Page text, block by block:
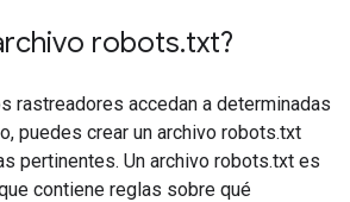
robots.txt?
rastreadores accedan a determinadas
puedes crear un archivo robots.txt
pertinentes. Un archivo robots.txt es
contiene reglas sobre qué